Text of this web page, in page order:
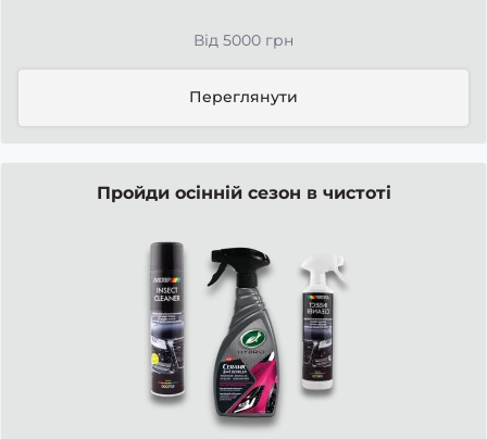
Від 5000 грн
Переглянути
Пройди осінній сезон в чистоті